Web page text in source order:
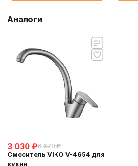
Аналоги
3 030 ₽6 670 ₽
Смеситель VIKO V-4654 для
кухни